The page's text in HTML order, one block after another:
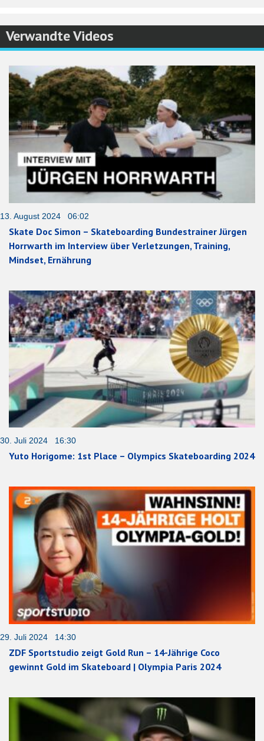
Verwandte Videos
13. August 2024 06:02
Skate Doc Simon – Skateboarding Bundestrainer Jürgen
Horrwarth im Interview über Verletzungen, Training,
Mindset, Ernährung
30. Juli 2024 16:30
Yuto Horigome: 1st Place – Olympics Skateboarding 2024
29. Juli 2024 14:30
ZDF Sportstudio zeigt Gold Run – 14-Jährige Coco
gewinnt Gold im Skateboard | Olympia Paris 2024